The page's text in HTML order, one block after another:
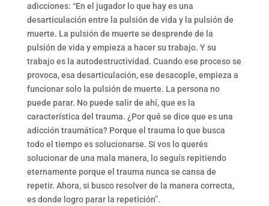
adicciones: “En el jugador lo que hay es una
desarticulación entre la pulsión de vida y la pulsión de
muerte. La pulsión de muerte se desprende de la
pulsión de vida y empieza a hacer su trabajo. Y su
trabajo es la autodestructividad. Cuando ese proceso se
provoca, esa desarticulación, ese desacople, empieza a
funcionar solo la pulsión de muerte. La persona no
puede parar. No puede salir de ahí, que es la
característica del trauma. ¿Por qué se dice que es una
adicción traumática? Porque el trauma lo que busca
todo el tiempo es solucionarse. Si vos lo querés
solucionar de una mala manera, lo seguís repitiendo
eternamente porque el trauma nunca se cansa de
repetir. Ahora, si busco resolver de la manera correcta,
es donde logro parar la repetición”.